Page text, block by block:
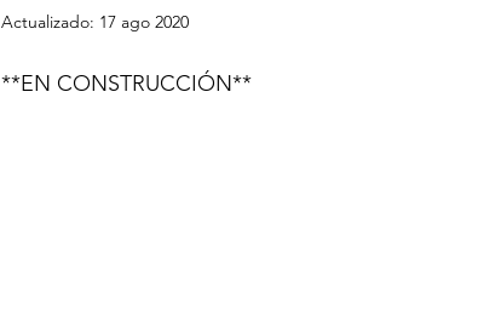
Actualizado: 17 ago 2020
**EN CONSTRUCCIÓN**